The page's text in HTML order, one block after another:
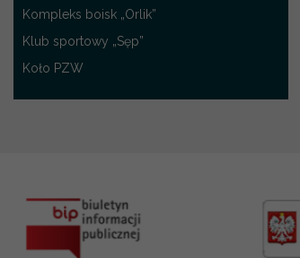
Kompleks boisk „Orlik”
Klub sportowy „Sęp”
Koło PZW